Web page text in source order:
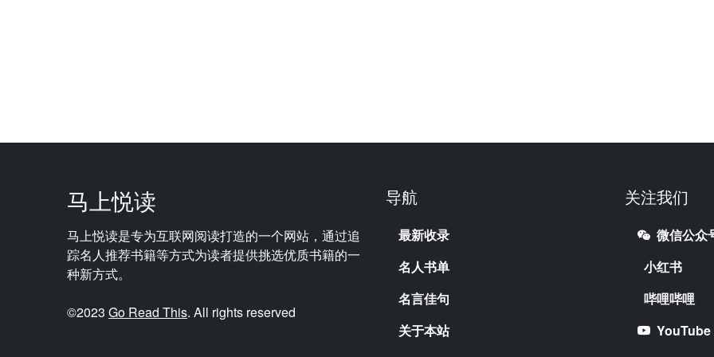
马上悦读
马上悦读是专为互联网阅读打造的一个网站，通过追
踪名人推荐书籍等方式为读者提供挑选优质书籍的一
种新方式。
©2023 Go Read This. All rights reserved
导航
最新收录
名人书单
名言佳句
关于本站
关注我们
微信公众
小红书
哔哩哔哩
YouTube